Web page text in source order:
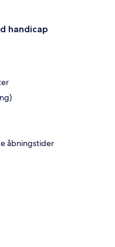
handicap
åbningstider